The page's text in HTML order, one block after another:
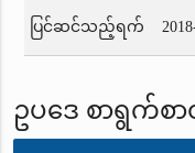
ပြင်ဆင်သည့်ရက်
ဥပဒေ စာရွက်စာ